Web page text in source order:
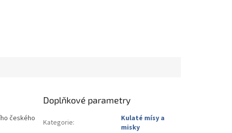
českého
Doplňkové parametry
Kategorie:
Kulaté mísy a
misky